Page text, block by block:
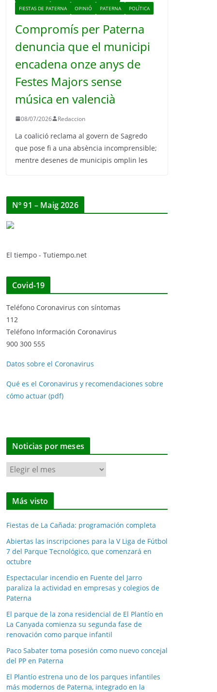
FIESTAS DE PATERNA
OPINIÓ PATERNA POLÍTICA
Compromís per Paterna
denuncia que el municipi
encadena onze anys de
Festes Majors sense
música en valencià
08/07/2026 Redaccion
La coalició reclama al govern de Sagredo
que pose fi a una absència incomprensible;
mentre desenes de municipis omplin les
Nº 91 – Maig 2026
El tiempo - Tutiempo.net
Covid-19
Teléfono Coronavirus con síntomas
112
Teléfono Información Coronavirus
900 300 555
Datos sobre el Coronavirus
Qué es el Coronavirus y recomendaciones sobre
cómo actuar (pdf)
Noticias por meses
N
o
t
i
a
s
p
o
r
m
e
s
e
s
Más visto
Fiestas de La Cañada: programación completa
Abiertas las inscripciones para la V Liga de Fútbol
7 del Parque Tecnológico, que comenzará en
octubre
Espectacular incendio en Fuente del Jarro
paraliza la actividad en empresas y colegios de
Paterna
El parque de la zona residencial de El Plantío en
La Canyada comienza su segunda fase de
renovación como parque infantil
Paco Sabater toma posesión como nuevo concejal
del PP en Paterna
El Plantío estrena uno de los parques infantiles
más modernos de Paterna, integrado en la